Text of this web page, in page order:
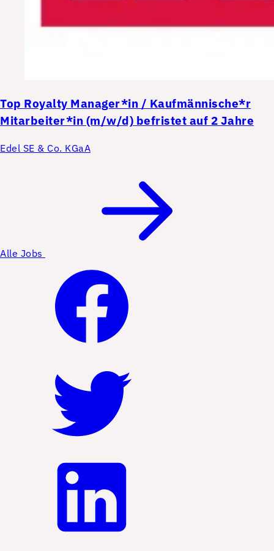
Top Royalty Manager*in / Kaufmännische*r
Mitarbeiter*in (m/w/d) befristet auf 2 Jahre
Edel SE & Co. KGaA
Alle Jobs